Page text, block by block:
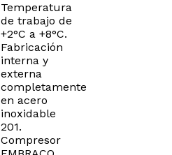
Temperatura
de trabajo de
+2°C a +8°C.
Fabricación
interna y
externa
completamente
en acero
inoxidable
201.
Compresor